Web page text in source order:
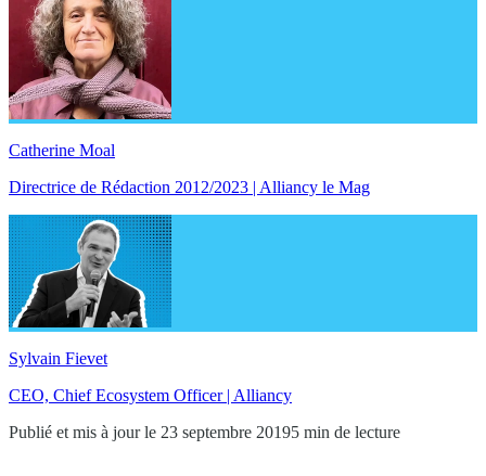
Catherine Moal
Directrice de Rédaction 2012/2023 | Alliancy le Mag
Sylvain Fievet
CEO, Chief Ecosystem Officer | Alliancy
Publié et mis à jour le 23 septembre 20195 min de lecture